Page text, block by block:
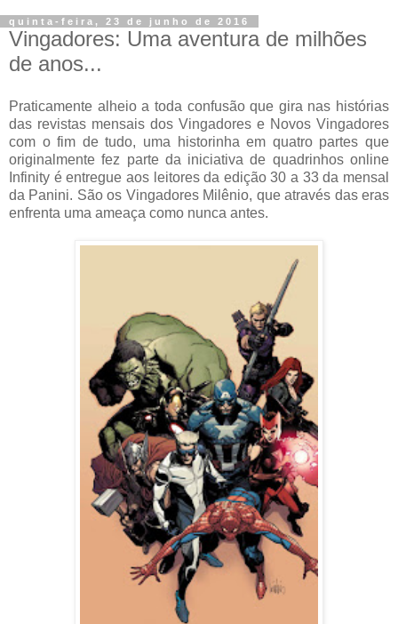
quinta-feira, 23 de junho de 2016
Vingadores: Uma aventura de milhões
de anos...
Praticamente alheio a toda confusão que gira nas histórias
das revistas mensais dos Vingadores e Novos Vingadores
com o fim de tudo, uma historinha em quatro partes que
originalmente fez parte da iniciativa de quadrinhos online
Infinity é entregue aos leitores da edição 30 a 33 da mensal
da Panini. São os Vingadores Milênio, que através das eras
enfrenta uma ameaça como nunca antes.